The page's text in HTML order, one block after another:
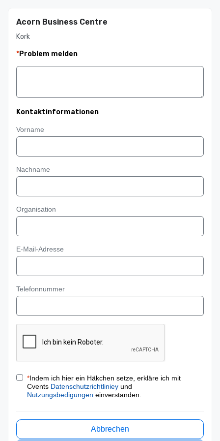
Acorn Business Centre
Kork
*Problem melden
Kontaktinformationen
Vorname
Nachname
Organisation
E-Mail-Adresse
Telefonnummer
*Indem ich hier ein Häkchen setze, erkläre ich mit
Cvents Datenschutzrichtliniey und
Nutzungsbedigungen einverstanden.
Abbrechen